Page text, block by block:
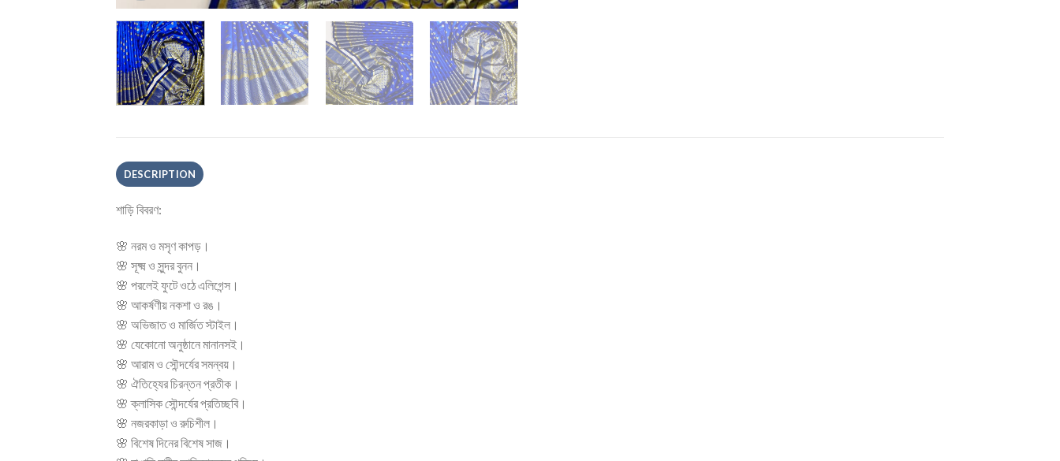
DESCRIPTION
শাড়ি বিবরণ:
🌸 নরম ও মসৃণ কাপড়।
🌸 সূক্ষ্ম ও সুন্দর বুনন।
🌸 পরলেই ফুটে ওঠে এলিগেন্স।
🌸 আকর্ষণীয় নকশা ও রঙ।
🌸 অভিজাত ও মার্জিত স্টাইল।
🌸 যেকোনো অনুষ্ঠানে মানানসই।
🌸 আরাম ও সৌন্দর্যের সমন্বয়।
🌸 ঐতিহ্যের চিরন্তন প্রতীক।
🌸 ক্লাসিক সৌন্দর্যের প্রতিচ্ছবি।
🌸 নজরকাড়া ও রুচিশীল।
🌸 বিশেষ দিনের বিশেষ সাজ।